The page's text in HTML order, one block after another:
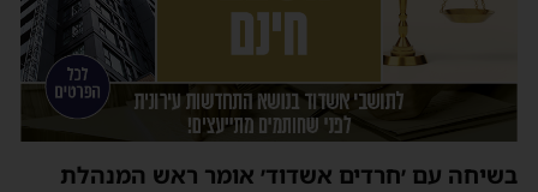
בשיחה עם ׳חרדים אשדוד׳ אומר ראש המנהלת